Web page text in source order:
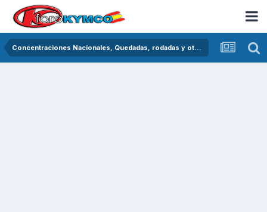
Concentraciones Nacionales, Quedadas, rodadas y otras crónicas del asfalto